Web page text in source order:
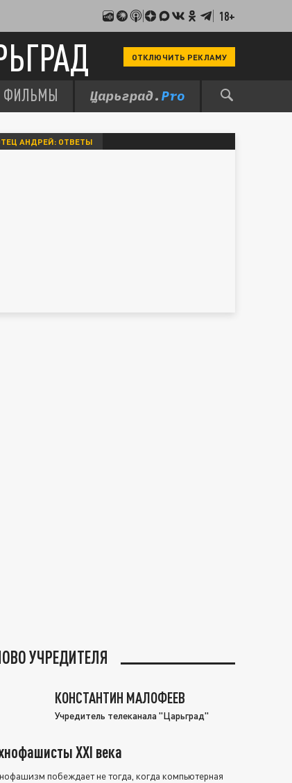
18+
ОТКЛЮЧИТЬ РЕКЛАМУ
ФИЛЬМЫ
АНДРЕЙ: ОТВЕТЫ
УЧРЕДИТЕЛЯ
КОНСТАНТИН МАЛОФЕЕВ
Учредитель телеканала "Царьград"
XXI века
побеждает не тогда, когда компьютерная